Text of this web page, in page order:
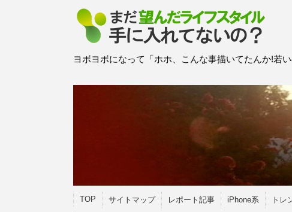
ヨボヨボになって「ホホ、こんな事描いてたんか!若
TOP サイトマップ レポート記事 iPhone系 トレ